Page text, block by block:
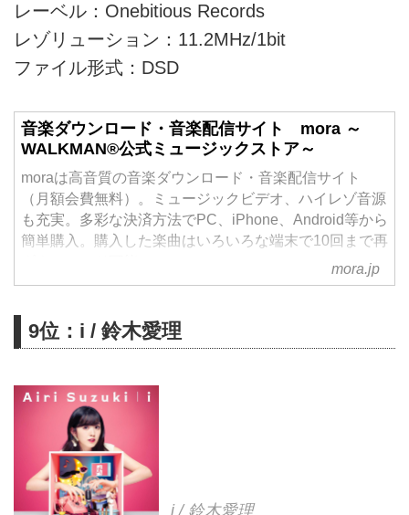
レーベル：Onebitious Records
レゾリューション：11.2MHz/1bit
ファイル形式：DSD
音楽ダウンロード・音楽配信サイト mora ～
WALKMAN®公式ミュージックストア～
moraは高音質の音楽ダウンロード・音楽配信サイト
（月額会費無料）。ミュージックビデオ、ハイレゾ音源
も充実。多彩な決済方法でPC、iPhone、Android等から
簡単購入。購入した楽曲はいろいろな端末で10回まで再
mora.jp
9位：i / 鈴木愛理
i / 鈴木愛理